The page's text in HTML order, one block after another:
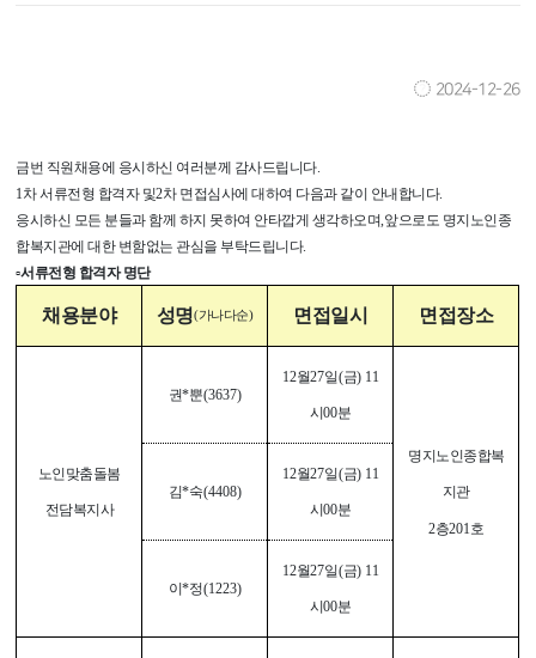
2024-12-26
금번 직원채용에 응시하신 여러분께 감사드립니다.
1 차 서류전형 합격자 및2차 면접심사에 대하여 다음과 같이 안내합니다.
응시하신 모든 분들과 함께 하지 못하여 안타깝게 생각하오며 앞으로도 명지노인종
합복지관에 대한 변함없는 관심을 부탁드립니다.
▫서류전형 합격자 명단
채용분야 성명(가나다순) 면접일시 면접장소
노인맞춤돌봄
전담복지사
권*뿐(3637)
12월27일(금) 11
시00분
명지노인종합복
지관
2층201 호
김*숙(4408)
12월27일(금) 11
시00분
이*정(1223)
12월27일(금) 11
시00분